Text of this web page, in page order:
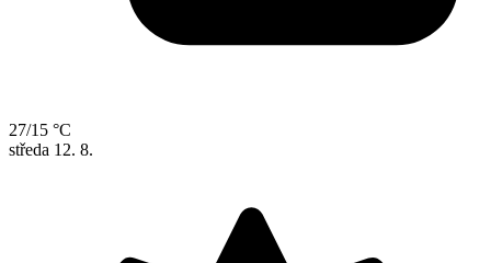
27/15 °C
středa 12. 8.